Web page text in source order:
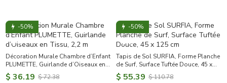
-50%
Décoration Murale Chambre d’Enfant
PLUMETTE, Guirlande d’Oiseaux en
Tissu, 2,2 m
$ 36.19 $ 72.38
-50%
Tapis de Sol SURFIA, Forme Planche
de Surf, Surface Tuftée Douce, 45 x
125 cm
$ 55.39 $ 110.78